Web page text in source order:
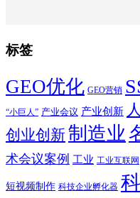
标签
GEO优化 GEO营销
“小巨人” 产业会议 产业创新
创业创新制造业
术会议案例 工业 工业互联网
短视频制作 科技企业孵化器